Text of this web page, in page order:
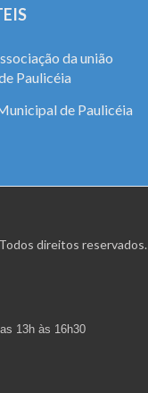
da união
Paulicéia
de Paulicéia
direitos reservados.
13h às 16h30